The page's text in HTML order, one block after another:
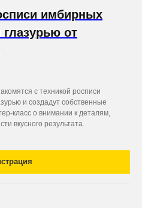
имбирных
глазурью от
с техникой росписи
и создадут собственные
класс о внимании к деталям,
вкусного результата.